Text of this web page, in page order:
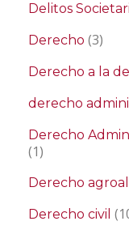
Delitos
Derecho (3)
Derecho a la
derecho
Derecho
(1)
Derecho
Derecho civil